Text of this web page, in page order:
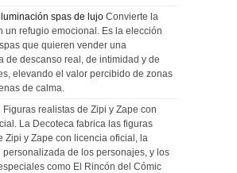
spas de lujo Convierte la
un refugio emocional. Es la elección
que quieren vender una
de descanso real, de intimidad y de
elevando el valor percibido de zonas
de calma.
Figuras realistas de Zipi y Zape con
La Decoteca fabrica las figuras
Zipi y Zape con licencia oficial, la
personalizada de los personajes, y los
como El Rincón del Cómic